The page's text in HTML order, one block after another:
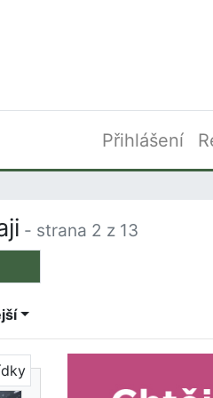
Přihlášení
- strana 2 z 13